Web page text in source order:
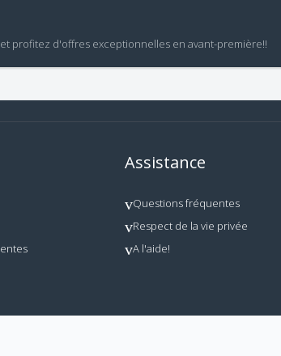
profitez d'offres exceptionnelles en avant-première!!
Assistance
Questions fréquentes
Respect de la vie privée
A l'aide!